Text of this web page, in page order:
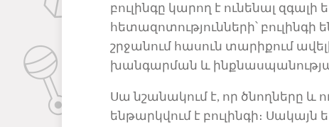
բուլինգը կարող է ունենալ
հետազոտություններ ի՝
շրջանում հասուն տարիքում
խանգարման և
Սա նշանակում է, որ ծնողները և
ենթարկվում է բուլինգի։